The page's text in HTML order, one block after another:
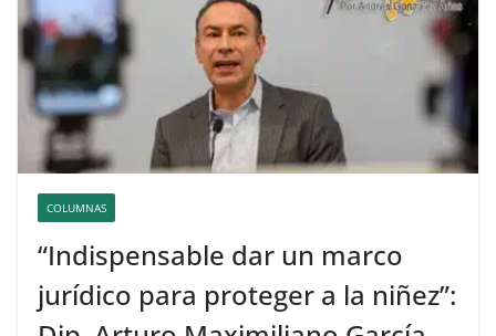
COLUMNAS
“Indispensable dar un marco
jurídico para proteger a la niñez”: